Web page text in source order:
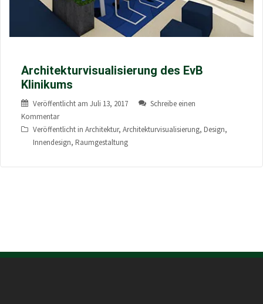
Architekturvisualisierung des EvB
Klinikums
Veröffentlicht am Juli 13, 2017
Schreibe einen
Kommentar
Veröffentlicht in Architektur, Architekturvisualisierung, Design,
Innendesign, Raumgestaltung